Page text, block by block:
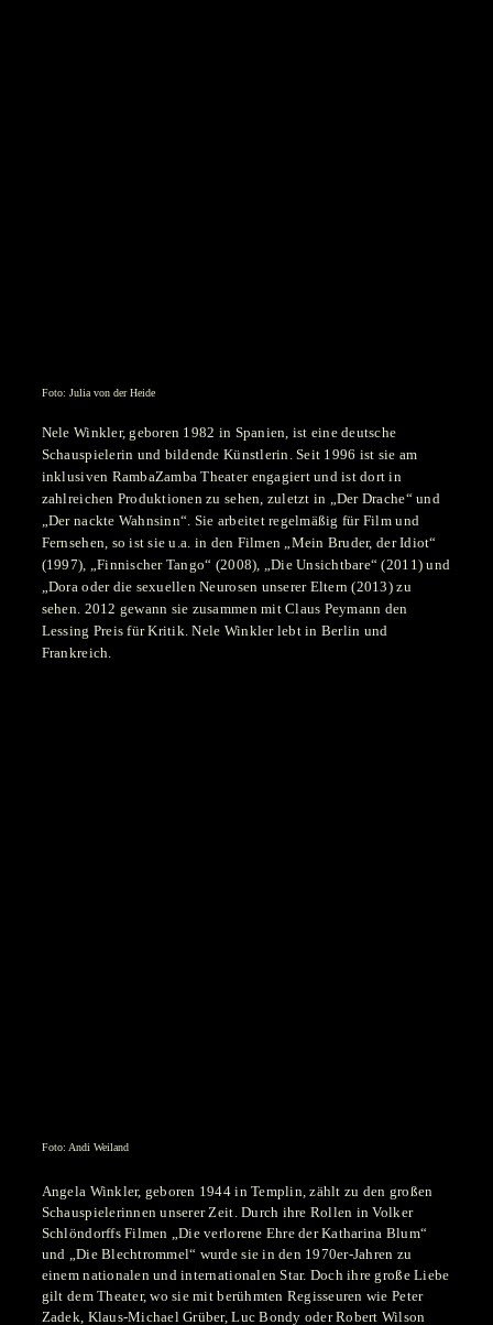
Foto: Julia von der Heide
Nele Winkler, geboren 1982 in Spanien, ist eine deutsche
Schauspielerin und bildende Künstlerin. Seit 1996 ist sie am
inklusiven RambaZamba Theater engagiert und ist dort in
zahlreichen Produktionen zu sehen, zuletzt in „Der Drache“ und
„Der nackte Wahnsinn“. Sie arbeitet regelmäßig für Film und
Fernsehen, so ist sie u.a. in den Filmen „Mein Bruder, der Idiot“
(1997), „Finnischer Tango“ (2008), „Die Unsichtbare“ (2011) und
„Dora oder die sexuellen Neurosen unserer Eltern (2013) zu
sehen. 2012 gewann sie zusammen mit Claus Peymann den
Lessing Preis für Kritik. Nele Winkler lebt in Berlin und
Frankreich.
Foto: Andi Weiland
Angela Winkler, geboren 1944 in Templin, zählt zu den großen
Schauspielerinnen unserer Zeit. Durch ihre Rollen in Volker
Schlöndorffs Filmen „Die verlorene Ehre der Katharina Blum“
und „Die Blechtrommel“ wurde sie in den 1970er-Jahren zu
einem nationalen und internationalen Star. Doch ihre große Liebe
gilt dem Theater, wo sie mit berühmten Regisseuren wie Peter
Zadek, Klaus-Michael Grüber, Luc Bondy oder Robert Wilson